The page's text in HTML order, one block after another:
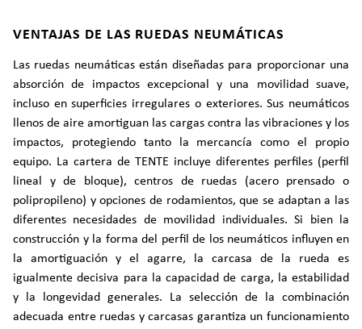
VENTAJAS DE LAS RUEDAS NEUMÁTICAS
Las ruedas neumáticas están diseñadas para proporcionar una
absorción de impactos excepcional y una movilidad suave,
incluso en superficies irregulares o exteriores. Sus neumáticos
llenos de aire amortiguan las cargas contra las vibraciones y los
impactos, protegiendo tanto la mercancía como el propio
equipo. La cartera de TENTE incluye diferentes perfiles (perfil
lineal y de bloque), centros de ruedas (acero prensado o
polipropileno) y opciones de rodamientos, que se adaptan a las
diferentes necesidades de movilidad individuales. Si bien la
construcción y la forma del perfil de los neumáticos influyen en
la amortiguación y el agarre, la carcasa de la rueda es
igualmente decisiva para la capacidad de carga, la estabilidad
y la longevidad generales. La selección de la combinación
adecuada entre ruedas y carcasas garantiza un funcionamiento